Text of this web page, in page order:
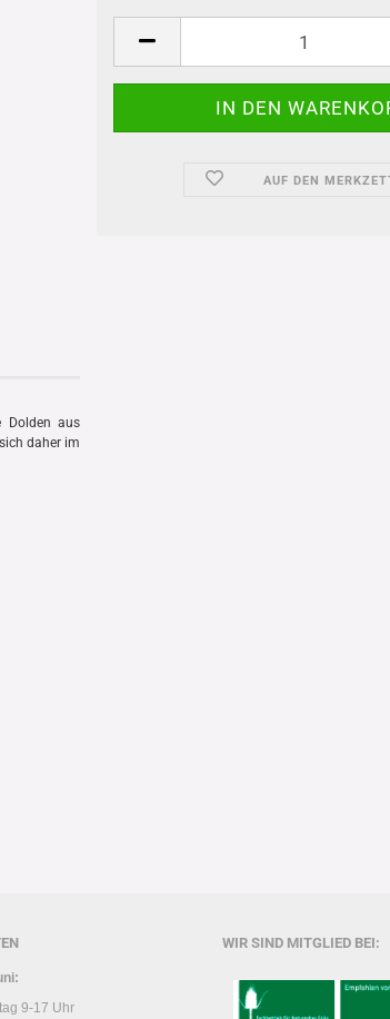
AUF DEN
Dolden aus
daher im
9-17 Uhr
WIR SIND MITGLIED BEI: